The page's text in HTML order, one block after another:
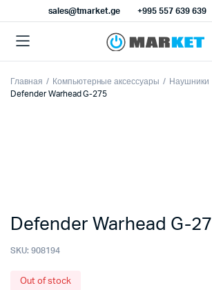
sales@tmarket.ge +995 557 639 639
Главная Компьютерные аксессуары
Наушники
Defender Warhead G-275
Defender Warhead G-
SKU: 908194
Out of stock